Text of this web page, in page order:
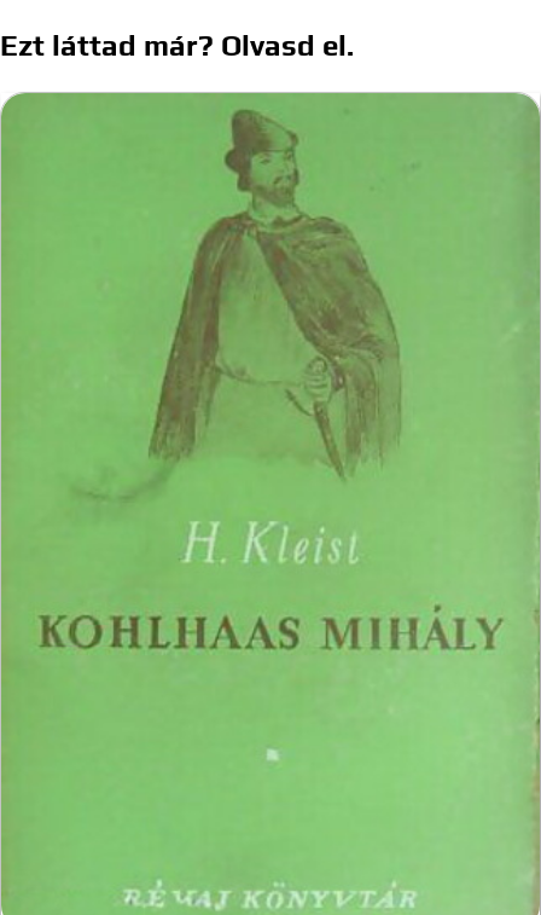
Ezt láttad már? Olvasd el.